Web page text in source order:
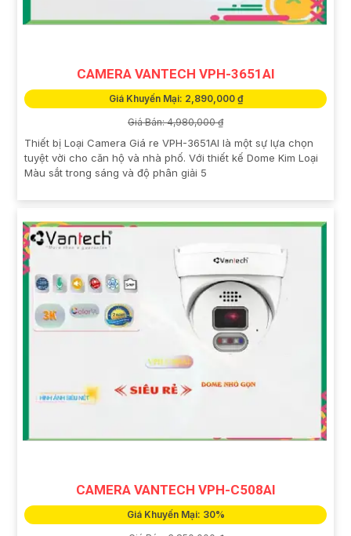
CAMERA VANTECH VPH-3651AI
Giá Khuyến Mại: 2,890,000 ₫
Giá Bán: 4,980,000 ₫
Thiết bị Loại Camera Giá re VPH-3651AI là một sự lựa chọn
tuyệt vời cho căn hộ và nhà phố. Với thiết kế Dome Kim Loại
Màu sắt trong sáng và độ phân giải 5
CAMERA VANTECH VPH-C508AI
Giá Khuyến Mại: 30%